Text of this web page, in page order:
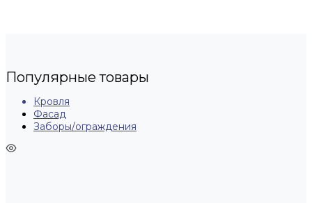
Популярные товары
Кровля
Фасад
Заборы/ограждения